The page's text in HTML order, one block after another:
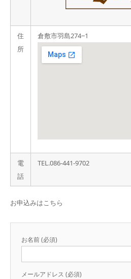
住
所
倉敷市羽島274‒1
電
話
TEL.086-441-9702
お申込みはこちら
お名前 (必須)
メールアドレス (必須)